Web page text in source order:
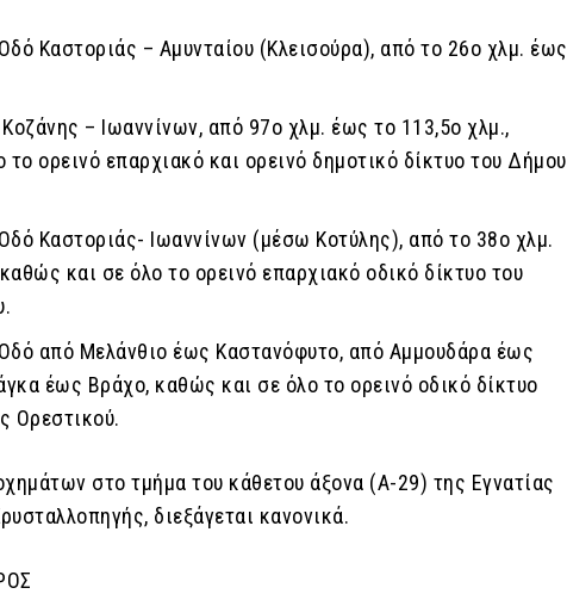
Καστοριάς – Αμυνταίου (Κλεισούρα), από το 26ο χλμ. έως
– Ιωαννίνων, από 97ο χλμ. έως το 113,5ο χλμ.,
ορεινό επαρχιακό και ορεινό δημοτικό δίκτυο του Δήμου
Καστοριάς- Ιωαννίνων (μέσω Κοτύλης), από το 38ο χλμ.
και σε όλο το ορεινό επαρχιακό οδικό δίκτυο του
από Μελάνθιο έως Καστανόφυτο, από Αμμουδάρα έως
έως Βράχο, καθώς και σε όλο το ορεινό οδικό δίκτυο
Ορεστικού.
στο τμήμα του κάθετου άξονα (Α-29) της Εγνατίας
διεξάγεται κανονικά.